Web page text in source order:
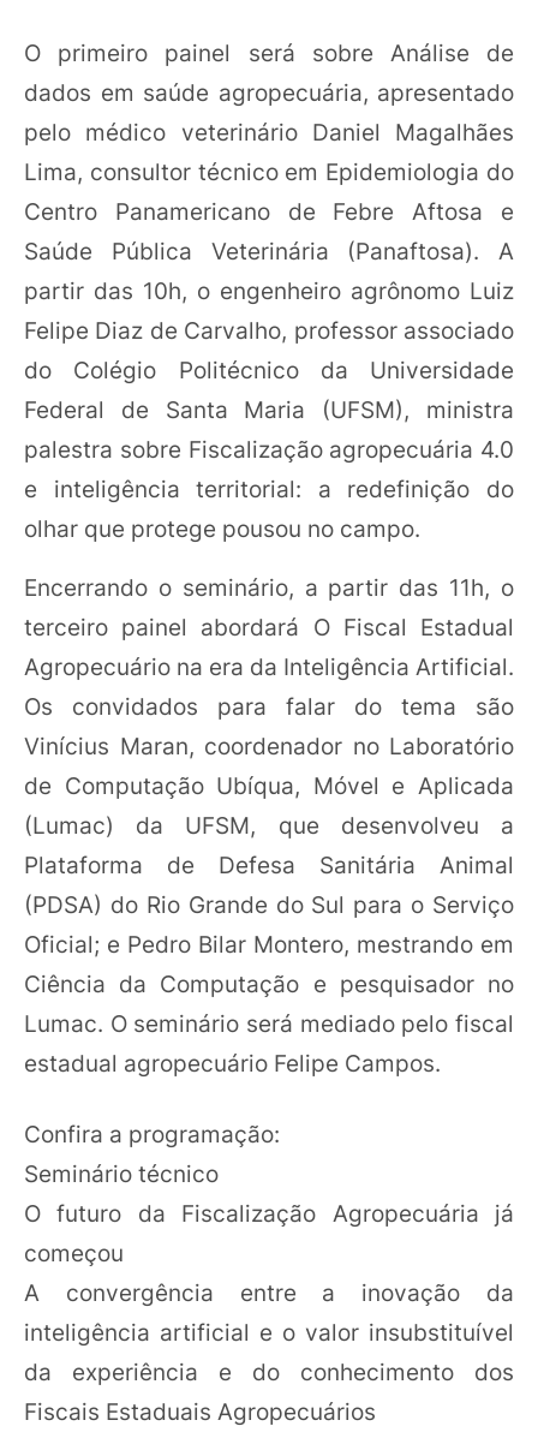
O primeiro painel será sobre Análise de
dados em saúde agropecuária, apresentado
pelo médico veterinário Daniel Magalhães
Lima, consultor técnico em Epidemiologia do
Centro Panamericano de Febre Aftosa e
Saúde Pública Veterinária (Panaftosa). A
partir das 10h, o engenheiro agrônomo Luiz
Felipe Diaz de Carvalho, professor associado
do Colégio Politécnico da Universidade
Federal de Santa Maria (UFSM), ministra
palestra sobre Fiscalização agropecuária 4.0
e inteligência territorial: a redefinição do
olhar que protege pousou no campo.
Encerrando o seminário, a partir das 11h, o
terceiro painel abordará O Fiscal Estadual
Agropecuário na era da Inteligência Artificial.
Os convidados para falar do tema são
Vinícius Maran, coordenador no Laboratório
de Computação Ubíqua, Móvel e Aplicada
(Lumac) da UFSM, que desenvolveu a
Plataforma de Defesa Sanitária Animal
(PDSA) do Rio Grande do Sul para o Serviço
Oficial; e Pedro Bilar Montero, mestrando em
Ciência da Computação e pesquisador no
Lumac. O seminário será mediado pelo fiscal
estadual agropecuário Felipe Campos.
Confira a programação:
Seminário técnico
O futuro da Fiscalização Agropecuária já
começou
A convergência entre a inovação da
inteligência artificial e o valor insubstituível
da experiência e do conhecimento dos
Fiscais Estaduais Agropecuários